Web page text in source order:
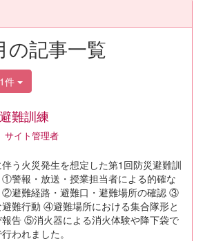
の記事一覧
1件
難訓練
サイト管理者
う火災発生を想定した第1回防災避難訓
警報・放送・授業担当者による的確な
避難経路・避難口・避難場所の確認 ③
難行動 ④避難場所における集合隊形と
告 ⑤消火器による消火体験や降下袋で
われました。